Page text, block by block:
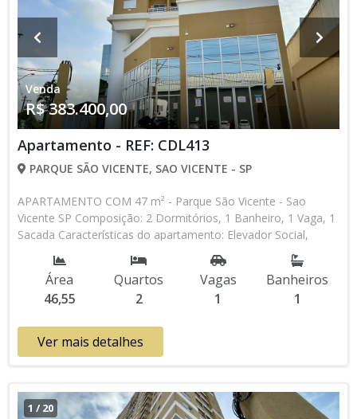
Venda
R$ 383.400,00
Apartamento - REF: CDL413
PARQUE SÃO VICENTE, SAO VICENTE - SP
APARTAMENTO COM 47 m² - Parque São Vicente - Sao
Vicente SP Composição: 2 Dormitórios, 1 Banheiro, 1 Vaga, 1
Sacada Características do apartamento: Elevador Social,
Acessibilidade, Portão Automático, Interfone, Água Individual,
Piscina, Salão de Jogos, Salão de Festas, Espaço Kids, Espaço
Gourmet, Churrasqueira Aceita Financiamento Bancário
Lançamento, Pronto para Morar * Os valores e
verificar entrando em contato com nossa equipe
Área
46,55
Quartos
2
Vagas
1
Banheiros
1
Ver mais detalhes
1 / 20